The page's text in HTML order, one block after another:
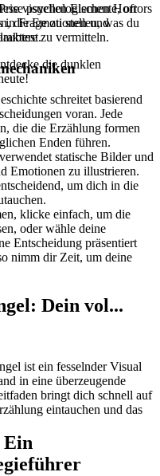
psychologischen Horrors
in Frage zu stellen, was du
die dunklen
visuellen Elemente, oft
die Emotionen und
zu vermitteln.
schreitet basierend
voran. Jede
die die Erzählung formen
Enden führen.
statische Bilder und
Emotionen zu illustrieren.
um dich in die
klicke einfach, um die
oder wähle deine
Entscheidung präsentiert
nimm dir Zeit, um deine
Dein vol...
ist ein fesselnder Visual
in eine überzeugende
bringt dich schnell auf
eintauchen und das
Ein